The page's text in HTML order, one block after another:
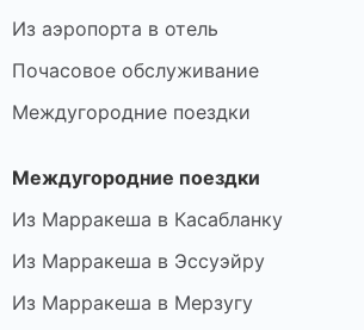
Из аэропорта в отель
Почасовое обслуживание
Междугородние поездки
Междугородние поездки
Из Марракеша в Касабланку
Из Марракеша в Эссуэйру
Из Марракеша в Мерзугу